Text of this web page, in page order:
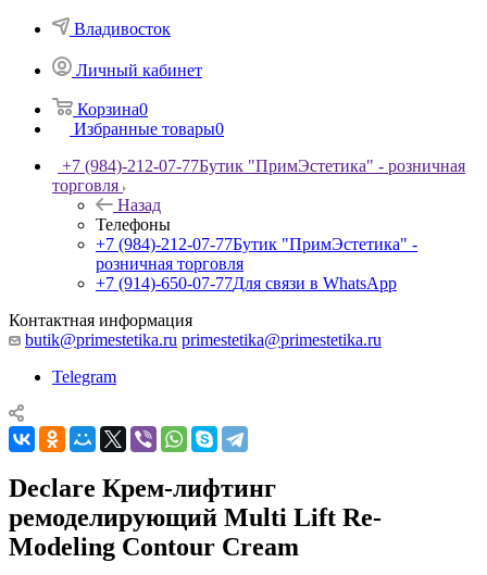
Владивосток
Личный кабинет
Корзина0
Избранные товары0
+7 (984)-212-07-77Бутик "ПримЭстетика" - розничная
торговля
Назад
Телефоны
+7 (984)-212-07-77Бутик "ПримЭстетика" -
розничная торговля
+7 (914)-650-07-77Для связи в WhatsApp
Контактная информация
butik@primestetika.ru primestetika@primestetika.ru
Telegram
Declare Крем-лифтинг
ремоделирующий Multi Lift Re-
Modeling Contour Cream